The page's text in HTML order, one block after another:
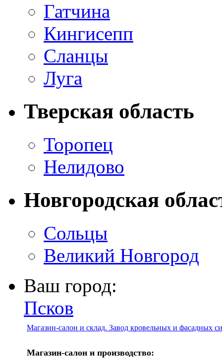
Гатчина
Кингисепп
Сланцы
Луга
Тверская область
Торопец
Нелидово
Новгородская
Сольцы
Великий Новгород
Ваш город:
Псков
Магазин-салон и склад. Завод кровельных и фасадных
Магазин-салон и производство: